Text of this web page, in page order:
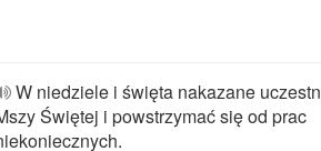
W niedziele i święta nakazane
Świętej i powstrzymać się od prac